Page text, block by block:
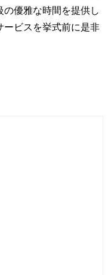
優雅な時間を提供し
ービスを挙式前に是非